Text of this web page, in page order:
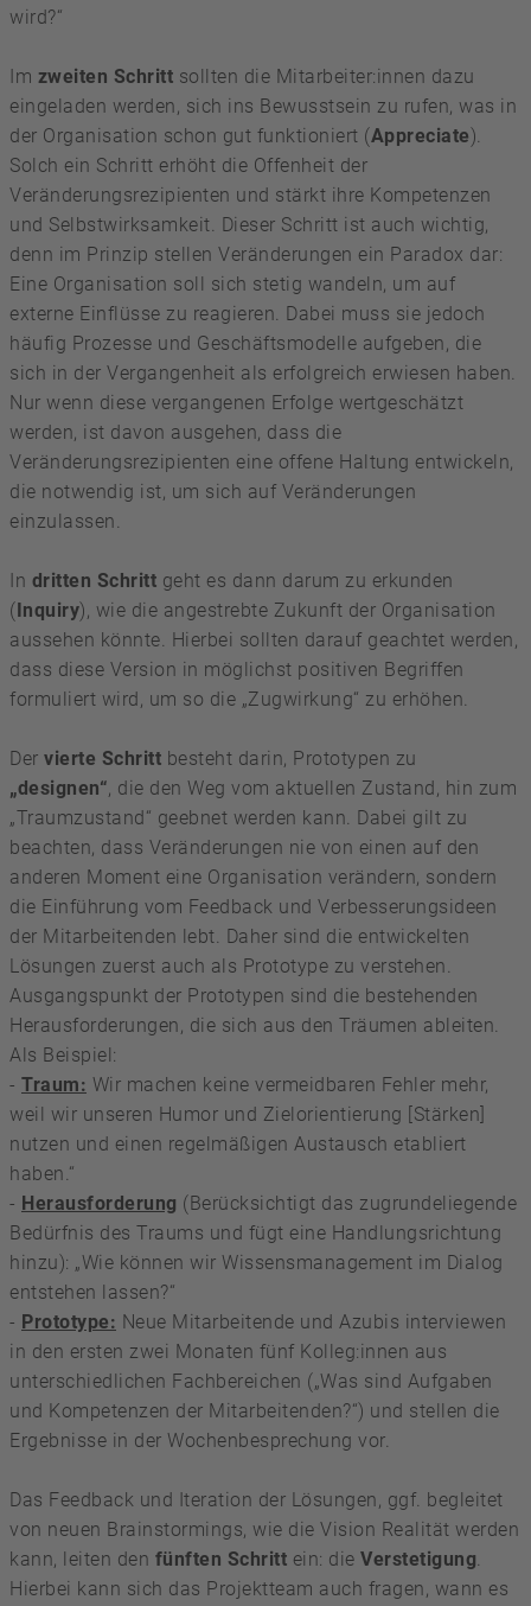
wird?“
Im zweiten Schritt sollten die Mitarbeiter:innen dazu
eingeladen werden, sich ins Bewusstsein zu rufen, was in
der Organisation schon gut funktioniert (Appreciate).
Solch ein Schritt erhöht die Offenheit der
Veränderungsrezipienten und stärkt ihre Kompetenzen
und Selbstwirksamkeit. Dieser Schritt ist auch wichtig,
denn im Prinzip stellen Veränderungen ein Paradox dar:
Eine Organisation soll sich stetig wandeln, um auf
externe Einflüsse zu reagieren. Dabei muss sie jedoch
häufig Prozesse und Geschäftsmodelle aufgeben, die
sich in der Vergangenheit als erfolgreich erwiesen haben.
Nur wenn diese vergangenen Erfolge wertgeschätzt
werden, ist davon ausgehen, dass die
Veränderungsrezipienten eine offene Haltung entwickeln,
die notwendig ist, um sich auf Veränderungen
einzulassen.
In dritten Schritt geht es dann darum zu erkunden
(Inquiry), wie die angestrebte Zukunft der Organisation
aussehen könnte. Hierbei sollten darauf geachtet werden,
dass diese Version in möglichst positiven Begriffen
formuliert wird, um so die „Zugwirkung“ zu erhöhen.
Der vierte Schritt besteht darin, Prototypen zu
„designen“, die den Weg vom aktuellen Zustand, hin zum
„Traumzustand“ geebnet werden kann. Dabei gilt zu
beachten, dass Veränderungen nie von einen auf den
anderen Moment eine Organisation verändern, sondern
die Einführung vom Feedback und Verbesserungsideen
der Mitarbeitenden lebt. Daher sind die entwickelten
Lösungen zuerst auch als Prototype zu verstehen.
Ausgangspunkt der Prototypen sind die bestehenden
Herausforderungen, die sich aus den Träumen ableiten.
Als Beispiel:
- Traum: Wir machen keine vermeidbaren Fehler mehr,
weil wir unseren Humor und Zielorientierung [Stärken]
nutzen und einen regelmäßigen Austausch etabliert
haben.“
- Herausforderung (Berücksichtigt das zugrundeliegende
Bedürfnis des Traums und fügt eine Handlungsrichtung
hinzu): „Wie können wir Wissensmanagement im Dialog
entstehen lassen?“
- Prototype: Neue Mitarbeitende und Azubis interviewen
in den ersten zwei Monaten fünf Kolleg:innen aus
unterschiedlichen Fachbereichen („Was sind Aufgaben
und Kompetenzen der Mitarbeitenden?“) und stellen die
Ergebnisse in der Wochenbesprechung vor.
Das Feedback und Iteration der Lösungen, ggf. begleitet
von neuen Brainstormings, wie die Vision Realität werden
kann, leiten den fünften Schritt ein: die Verstetigung.
Hierbei kann sich das Projektteam auch fragen, wann es